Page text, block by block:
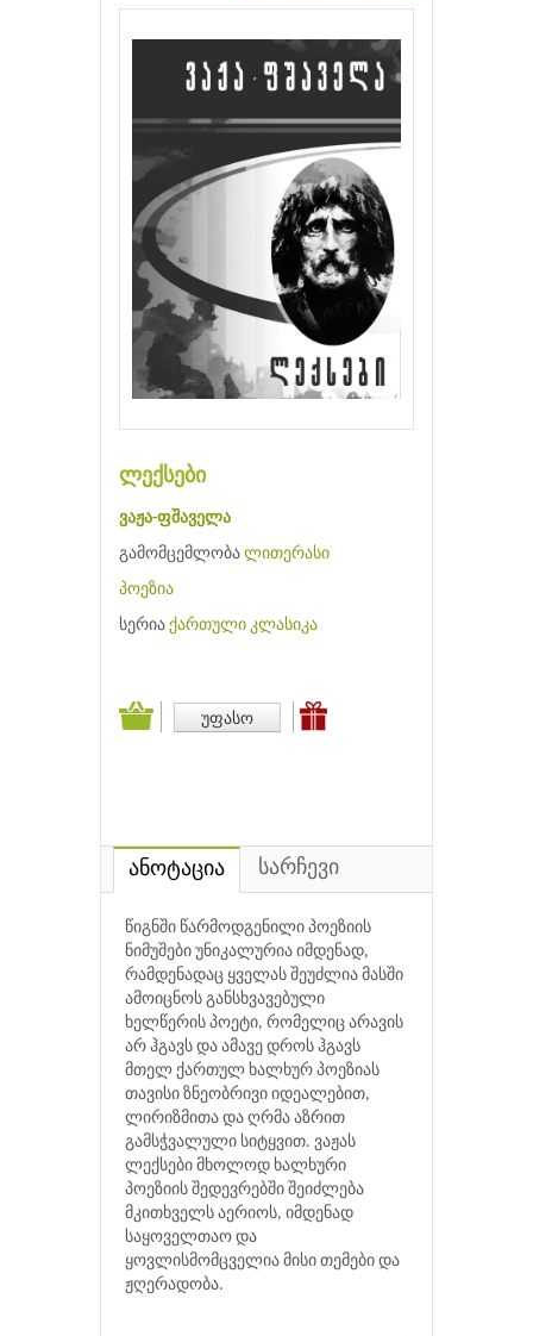
ლექსები
ვაჟა-ფშაველა
გამომცემლობა ლითერასი
პოეზია
სერია ქართული კლასიკა
უფასო
ანოტაცია სარჩევი
წიგნში წარმოდგენილი პოეზიის
ნიმუშები უნიკალურია იმდენად,
რამდენადაც ყველას შეუძლია მასში
ამოიცნოს განსხვავებული
ხელწერის პოეტი, რომელიც არავის
არ ჰგავს და ამავე დროს ჰგავს
მთელ ქართულ ხალხურ პოეზიას
თავისი ზნეობრივი იდეალებით,
ლირიზმითა და ღრმა აზრით
გამსჭვალული სიტყვით. ვაჟას
ლექსები მხოლოდ ხალხური
პოეზიის შედევრებში შეიძლება
მკითხველს აერიოს, იმდენად
საყოველთაო და
ყოვლისმომცველია მისი თემები და
ჟღერადობა.